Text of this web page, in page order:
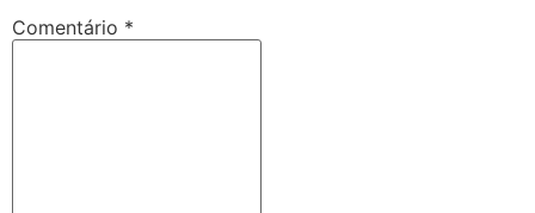
Comentário *